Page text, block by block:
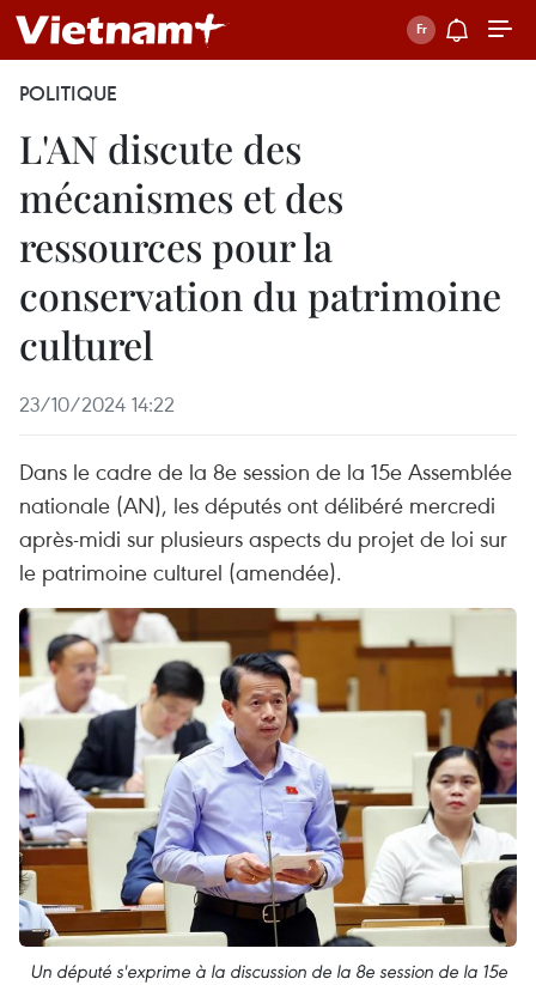
POLITIQUE
L'AN discute des
mécanismes et des
ressources pour la
conservation du patrimoine
culturel
23/10/2024 14:22
Dans le cadre de la 8e session de la 15e Assemblée
nationale (AN), les députés ont délibéré mercredi
après-midi sur plusieurs aspects du projet de loi sur
le patrimoine culturel (amendée).
Un député s'exprime à la discussion de la 8e session de la 15e